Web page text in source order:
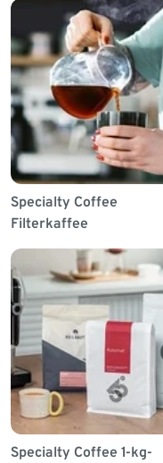
Specialty Coffee
Filterkaffee
Specialty Coffee 1-kg-